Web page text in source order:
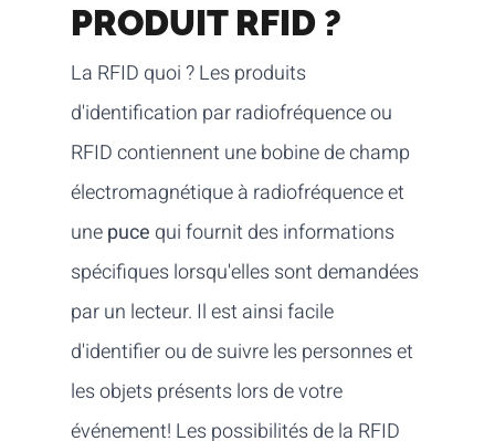
PRODUIT RFID ?
La RFID quoi ? Les produits
d'identification par radiofréquence ou
RFID contiennent une bobine de champ
électromagnétique à radiofréquence et
unepuce qui fournit des informations
spécifiques lorsqu'elles sont demandées
par un lecteur. Il est ainsi facile
d'identifier ou de suivre les personnes et
les objets présents lors de votre
événement! Les possibilités de la RFID